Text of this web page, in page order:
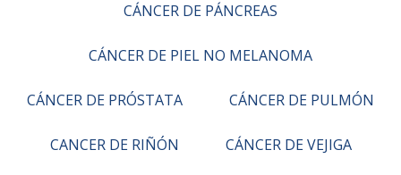
CÁNCER DE PÁNCREAS
CÁNCER DE PIEL NO MELANOMA
CÁNCER DE PRÓSTATA CÁNCER DE PULMÓN
CANCER DE RIÑÓN CÁNCER DE VEJIGA